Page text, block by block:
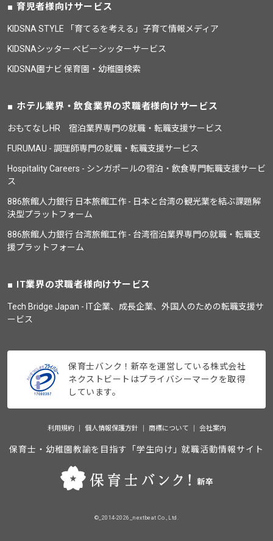
育児者様向けサービス
KIDSNA STYLE 「育てるを考える」子育て情報メディア
KIDSNAシッター ベビーシッターサービス
KIDSNA園ナビ 保育園・幼稚園検索
ホテル業界・飲食業界の求職者様向けサービス
おもてなしHR 宿泊業界専門の就職・転職支援サービス
FURUMAU - 調理師専門の就職・転職支援サービス
Hospitality Careers - シンガポールの宿泊・飲食専門転職支援サービ
ス
886旅館人力銀行 日本旅館工作 - 日本と台湾の観光業を結ぶ課題解
決型プラットフォーム
886旅館人力銀行 台湾旅館工作 - 台湾宿泊業界専門の就職・転職支
援プラットフォーム
IT業界の求職者様向けサービス
Tech Bridge Japan - IT企業、成長企業、外国人のための転職支援サ
ービス
保育士バンク！新卒を運営している株式会社
ネクストビートはプライバシーマークを取得
しています。
利用規約 個人情報保護方針 商標について 会社案内
保育士・幼稚園教諭を目指す「学生向け」就職活動情報サイト
©_2014-2026_nextbeat Co., Ltd.